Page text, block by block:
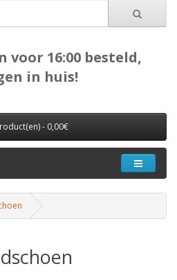
voor 16:00 besteld,
in huis!
- 0,00€